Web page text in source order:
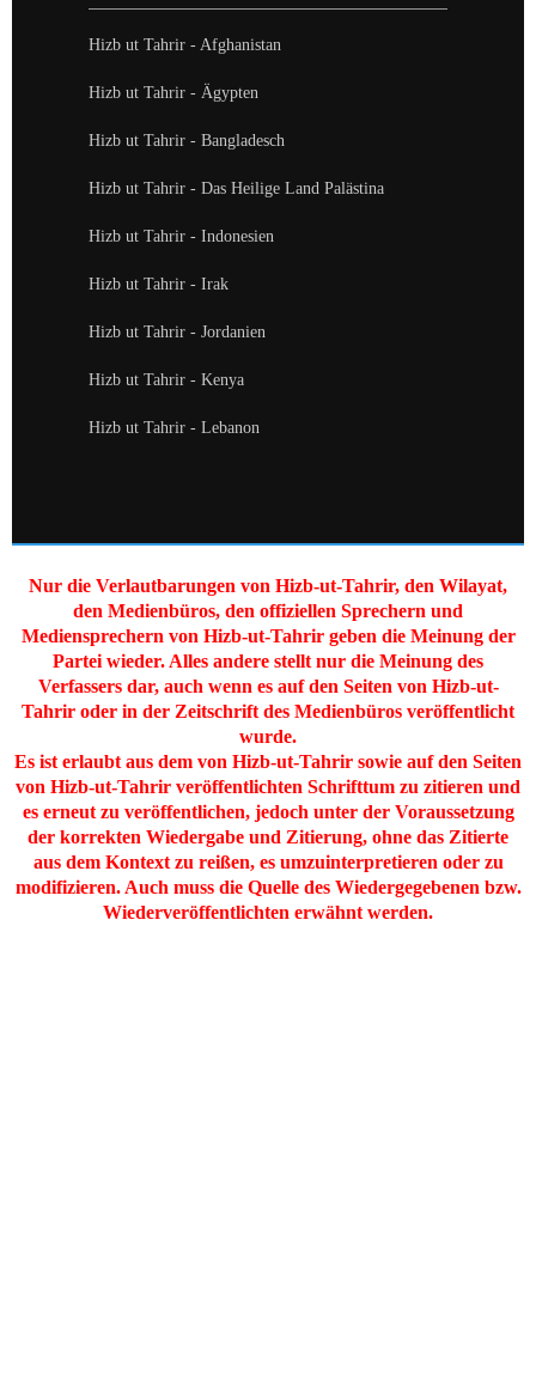
Hizb ut Tahrir - Afghanistan
Hizb ut Tahrir - Ägypten
Hizb ut Tahrir - Bangladesch
Hizb ut Tahrir - Das Heilige Land Palästina
Hizb ut Tahrir - Indonesien
Hizb ut Tahrir - Irak
Hizb ut Tahrir - Jordanien
Hizb ut Tahrir - Kenya
Hizb ut Tahrir - Lebanon
Nur die Verlautbarungen von Hizb-ut-Tahrir, den Wilayat,
den Medienbüros, den offiziellen Sprechern und
Mediensprechern von Hizb-ut-Tahrir geben die Meinung der
Partei wieder. Alles andere stellt nur die Meinung des
Verfassers dar, auch wenn es auf den Seiten von Hizb-ut-
Tahrir oder in der Zeitschrift des Medienbüros veröffentlicht
wurde.
Es ist erlaubt aus dem von Hizb-ut-Tahrir sowie auf den Seiten
von Hizb-ut-Tahrir veröffentlichten Schrifttum zu zitieren und
es erneut zu veröffentlichen, jedoch unter der Voraussetzung
der korrekten Wiedergabe und Zitierung, ohne das Zitierte
aus dem Kontext zu reißen, es umzuinterpretieren oder zu
modifizieren. Auch muss die Quelle des Wiedergegebenen bzw.
Wiederveröffentlichten erwähnt werden.